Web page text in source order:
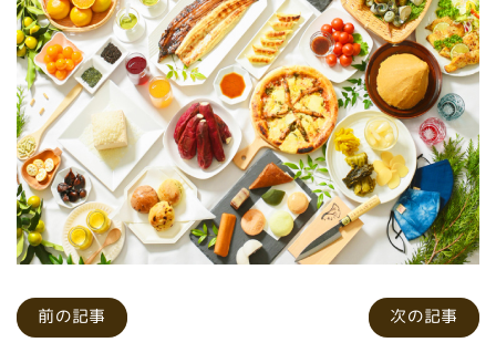
前の記事 次の記事